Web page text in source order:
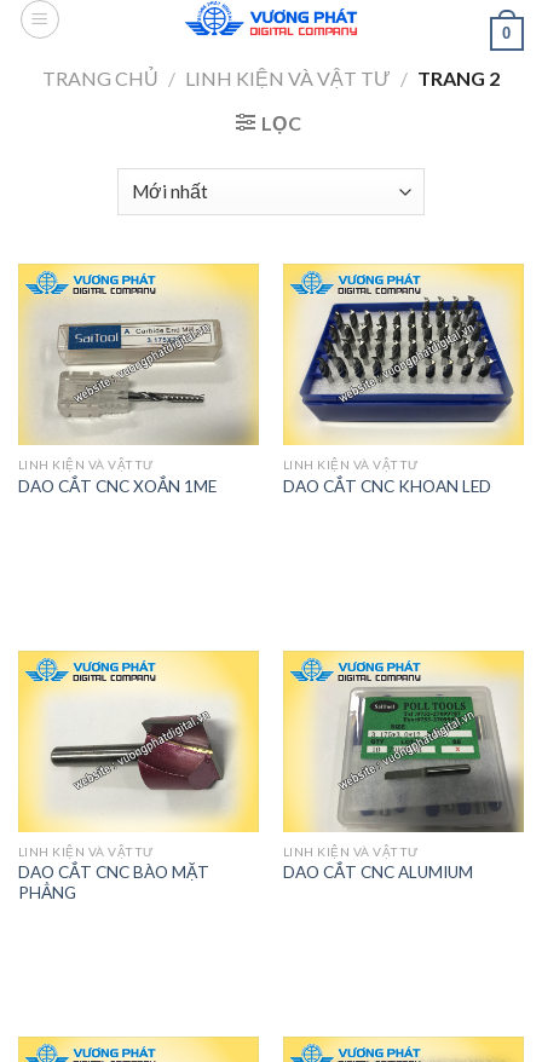
Skip
content
0
TRANG CHỦ / LINH KIỆN VÀ VẬT TƯ / TRANG 2
LỌC
LINH KIỆN VÀ VẬT TƯ
DAO CẮT CNC XOẮN 1ME
LINH KIỆN VÀ VẬT TƯ
DAO CẮT CNC KHOAN LED
LINH KIỆN VÀ VẬT TƯ
DAO CẮT CNC BÀO MẶT
PHẲNG
LINH KIỆN VÀ VẬT TƯ
DAO CẮT CNC ALUMIUM